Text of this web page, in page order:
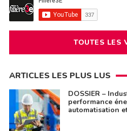
TOUTES LES
ARTICLES LES PLUS LUS
DOSSIER –
performance
automatisation